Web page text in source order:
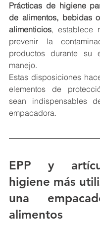
Prácticas de higiene
de alimentos, bebidas
alimenticios, establece
prevenir la
productos durante su
manejo.
Estas disposiciones
elementos de
sean indispensables
empacadora.
EPP y
higiene más
una
alimentos